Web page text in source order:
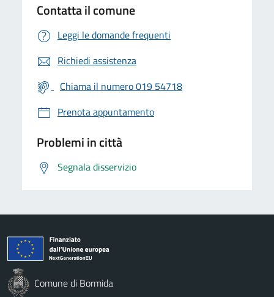
Contatta il comune
Leggi le domande frequenti
Richiedi assistenza
Chiama il numero 019 54718
Prenota appuntamento
Problemi in città
Segnala disservizio
Comune di Bormida